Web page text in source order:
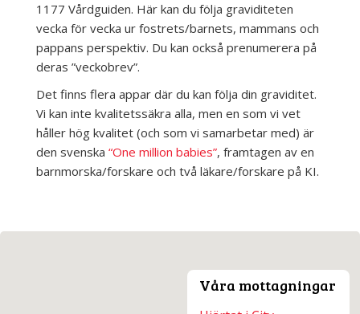
Mat och dryck
Fosterdiagnostik
Vecka för vecka
INFÖR FÖRLOSSNING
När är det dags?
Hur är det på förlossningen
1177 Vårdguiden. Här kan du följa graviditeten
vecka för vecka ur fostrets/barnets, mammans och
pappans perspektiv. Du kan också prenumerera på
deras ”veckobrev”.
Det finns flera appar där du kan följa din graviditet.
Vi kan inte kvalitetssäkra alla, men en som vi vet
håller hög kvalitet (och som vi samarbetar med) är
den svenska “One million babies”, framtagen av en
barnmorska/forskare och två läkare/forskare på KI.
Våra mottagningar